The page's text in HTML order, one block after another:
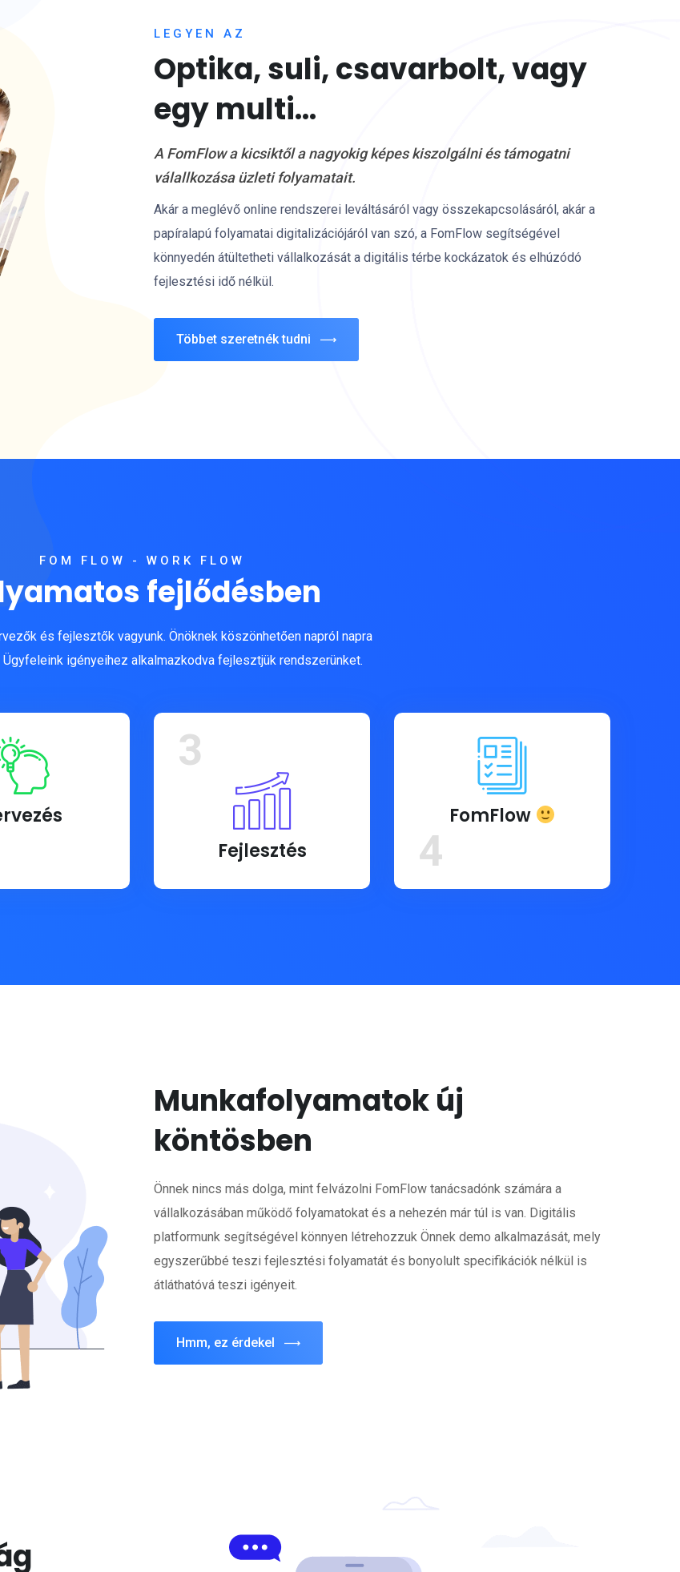
LEGYEN AZ
Optika, suli, csavarbolt, vagy
egy multi...
A FomFlow a kicsiktől a nagyokig képes kiszolgálni és támogatni
válallkozása üzleti folyamatait.
Akár a meglévő online rendszerei leváltásáról vagy összekapcsolásáról, akár a
papíralapú folyamatai digitalizációjáról van szó, a FomFlow segítségével
könnyedén átültetheti vállalkozását a digitális térbe kockázatok és elhúzódó
fejlesztési idő nélkül.
Többet szeretnék tudni
FOM FLOW - WORK FLOW
fejlődésben
és fejlesztők vagyunk. Önöknek köszönhetően napról napra
Ügyfeleink igényeihez alkalmazkodva fejlesztjük rendszerünket.
3
Fejlesztés 4
FomFlow
Munkafolyamatok új
köntösben
Önnek nincs más dolga, mint felvázolni FomFlow tanácsadónk számára a
vállalkozásában működő folyamatokat és a nehezén már túl is van. Digitális
platformunk segítségével könnyen létrehozzuk Önnek demo alkalmazását, mely
egyszerűbbé teszi fejlesztési folyamatát és bonyolult specifikációk nélkül is
átláthatóvá teszi igényeit.
Hmm, ez érdekel